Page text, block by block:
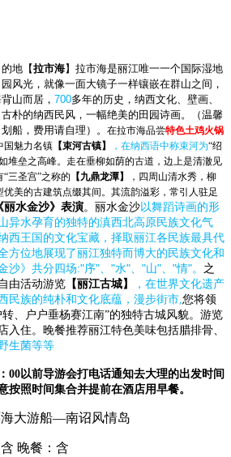
地 【拉市海】 拉市海是丽江唯一一个国际湿地
风光，就像一面大镜子一样镶嵌在群山之间，
山而居， 700多年的历史，纳西文化、壁画、
朴的纳西民风，一幅绝美的田园诗画。（温馨
船，费用请自理）。 在拉市海品尝特色土鸡火锅
国魅力名镇 【束河古镇】 ，在纳西语中称束河为“绍
堆垒之高峰。走在垂柳如荫的古道，边上是清澈见
三圣宫”之称的 【九鼎龙潭】
，四周山清水秀，柳
美的古建筑点缀其间。其流韵溢彩，常引人驻足
丽水金沙》表演。丽水金沙以舞蹈诗画的形
异水孕育的独特的滇西北高原民族文化气
西王国的文化宝藏，择取丽江各民族最具代
方位地展现了丽江独特而博大的民族文化和
沙》共分四场:"序" "水" "山" "情"。 之
由活动游览 【 丽江古城】
，在世界文化遗产
民族的纯朴和文化底蕴，漫步街市 您将领
、户户垂杨赛江南”的独特古城风貌。游览
入住。晚餐推荐丽江特色美味包括腊排骨、
生菌等等
00以前导游会打电话通知去大理的出发时间
按照时间集合并提前在酒店用早餐。
大游船—南诏风情岛
晚餐：含